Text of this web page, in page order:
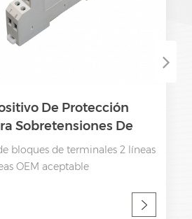
De Protección
Sobretensiones De
RS485
bloques de terminales 2 líneas
OEM aceptable